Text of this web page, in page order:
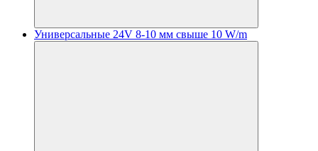
Универсальные 24V 8-10 мм свыше 10 W/m